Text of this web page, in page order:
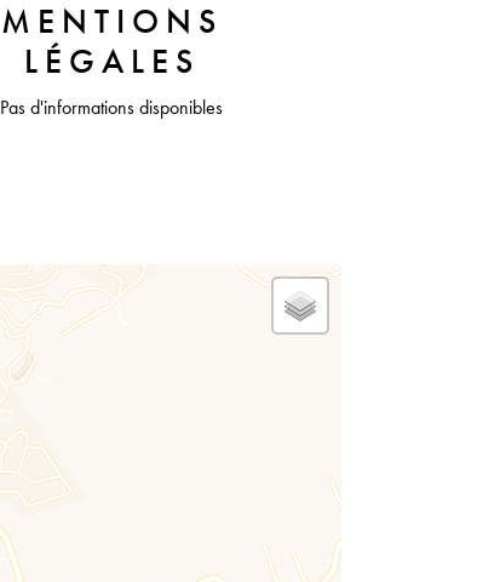
MENTIONS
LÉGALES
Pas d'informations disponibles